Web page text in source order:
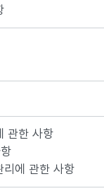
관한 사항
리에 관한 사항